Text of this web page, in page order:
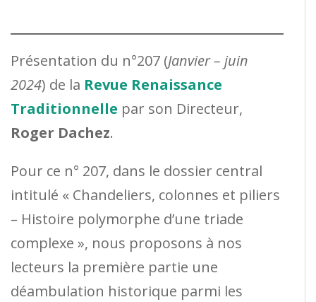
Présentation du n°207 (Janvier – juin
2024) de la Revue Renaissance
Traditionnelle par son Directeur,
Roger Dachez.
Pour ce n° 207, dans le dossier central
intitulé « Chandeliers, colonnes et piliers
– Histoire polymorphe d’une triade
complexe », nous proposons à nos
lecteurs la première partie une
déambulation historique parmi les